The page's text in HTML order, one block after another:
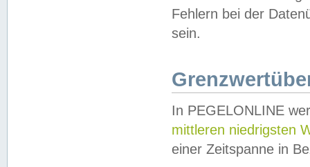
Fehlern bei der
sein.
In PEGELONLINE
mittleren niedrigsten
einer Zeitspanne in